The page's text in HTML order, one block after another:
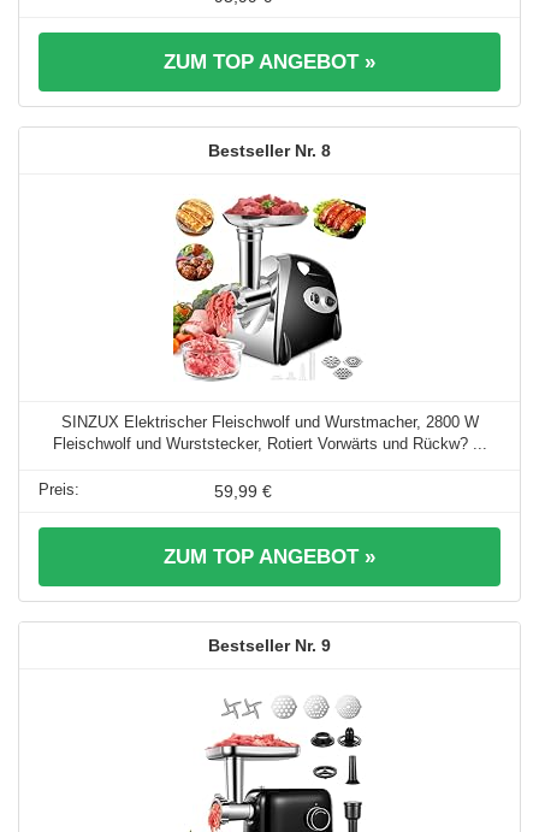
ZUM TOP ANGEBOT »
8
SINZUX Elektrischer Fleischwolf und Wurstmacher, 2800 W
Fleischwolf und Wurststecker, Rotiert Vorwärts und Rückw? ...
59,99 €
ZUM TOP ANGEBOT »
9